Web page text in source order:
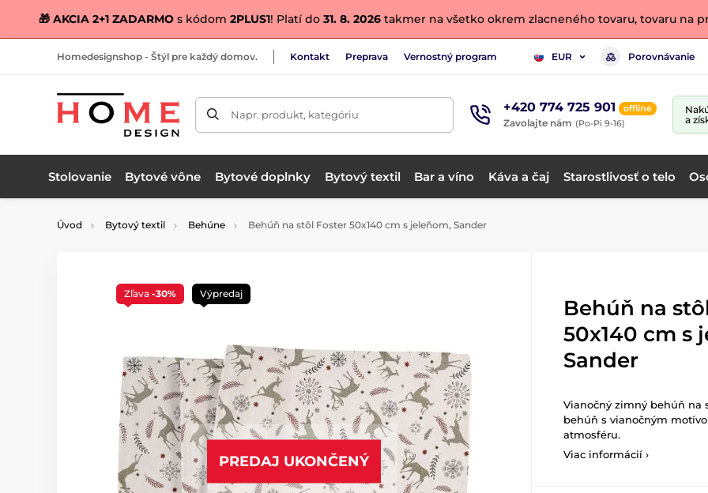
🎁 AKCIA 2+1 ZADARMO s kódom 2PLUS1! Platí do 31. 8. 2026 takmer na všetko okrem zlacneného tovaru, tovaru na
Homedesignshop - Štýl pre každý domov. Kontakt Preprava Vernostný program EUR Porovnávanie
Napr. produkt, kategóriu +420 774 725 901 offline
Zavolajte nám (Po-Pi 9-16)
a
Stolovanie Bytové vône Bytové doplnky Bytový textil Bar a víno Káva a čaj Starostlivosť o telo
Úvod Bytový textil Behúne Behúň na stôl Foster 50x140 cm s jeleňom, Sander
PREDAJ UKONČENÝ
Zľava -30% Výpredaj
Behúň na
50x140 cm s
Sander
Vianočný zimný behúň na
behúň s vianočným
atmosféru.
Viac informácií ›